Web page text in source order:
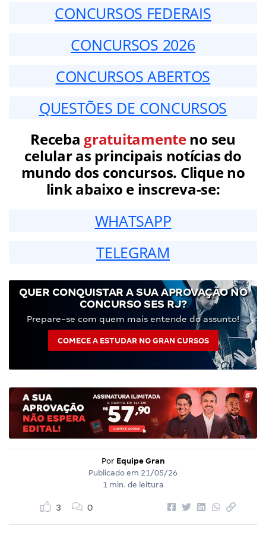
CONCURSOS FEDERAIS
CONCURSOS 2026
CONCURSOS ABERTOS
QUESTÕES DE CONCURSOS
Receba gratuitamenteno seu
celular as principais notícias do
mundo dos concursos. Clique no
link abaixo e inscreva-se:
WHATSAPP
TELEGRAM
QUER CONQUISTAR A SUA APROVAÇÃO NO
CONCURSO SES RJ?
Prepare-se com quem mais entende do assunto!
COMECE A ESTUDAR NO GRAN CURSOS
Por Equipe Gran
Publicado em 21/05/26
1 min. de leitura
3 0